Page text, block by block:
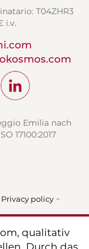
qualitativ
Durch das
T04ZHR3
i.v.
Emilia nach
17100:2017
Privacy policy -